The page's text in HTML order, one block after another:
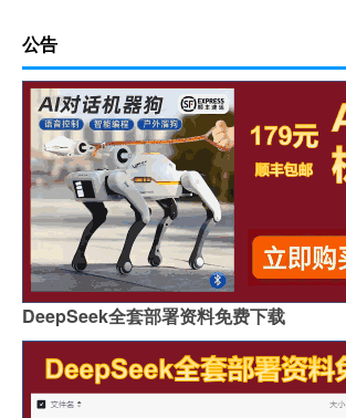
公告
DeepSeek全套部署资料免费下载